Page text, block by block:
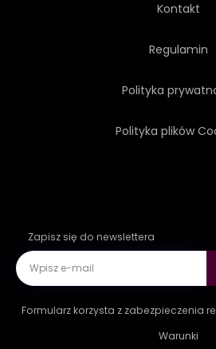
Kontakt
Regulamin
Polityka
Polityka plików
Zapisz się do newslettera
Formularz korzysta z zabezpieczenia
Warunki